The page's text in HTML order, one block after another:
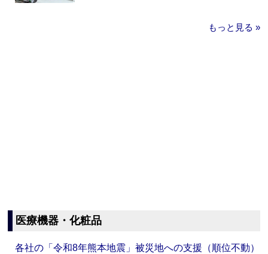
もっと見る »
医療機器・化粧品
各社の「令和8年熊本地震」被災地への支援（順位不動）